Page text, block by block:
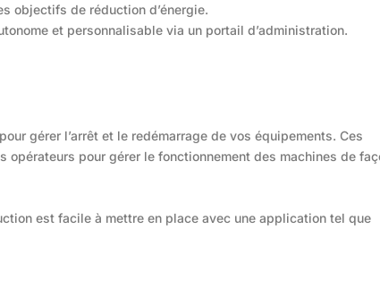
objectifs de réduction d’énergie.
et personnalisable via un portail d’administration.
gérer l’arrêt et le redémarrage de vos équipements. Ces
opérateurs pour gérer le fonctionnement des machines de
est facile à mettre en place avec une application tel que